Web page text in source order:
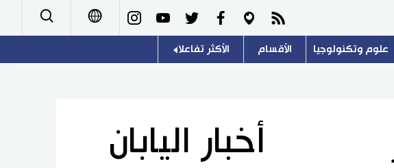
علوم وتكنولوجيا الأقسام
تجارب وآراء
الأكثر تفاعلا
هو وهي
أخبار اليابان